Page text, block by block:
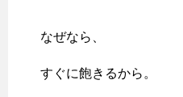
なぜなら、
すぐに飽きるから。